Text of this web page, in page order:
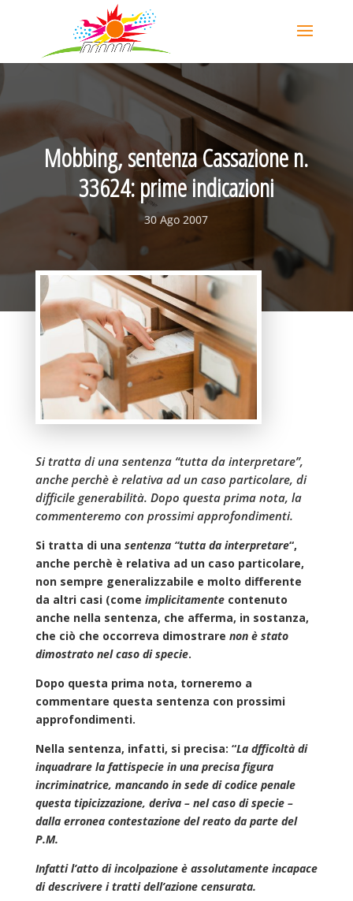
Mobbing, sentenza Cassazione n.
33624: prime indicazioni
30 Ago 2007
Si tratta di una sentenza “tutta da interpretare”,
anche perchè è relativa ad un caso particolare, di
difficile generabilità. Dopo questa prima nota, la
commenteremo con prossimi approfondimenti.
Si tratta di una sentenza “tutta da interpretare“,
anche perchè è relativa ad un caso particolare,
non sempre generalizzabile e molto differente
da altri casi (come implicitamentecontenuto
anche nella sentenza, che afferma, in sostanza,
che ciò che occorreva dimostrare non è stato
dimostrato nel caso di specie.
Dopo questa prima nota, torneremo a
commentare questa sentenza con prossimi
approfondimenti.
Nella sentenza, infatti, si precisa: “La dfficoltà di
inquadrare la fattispecie in una precisa figura
incriminatrice, mancando in sede di codice penale
questa tipicizzazione, deriva – nel caso di specie –
dalla erronea contestazione del reato da parte del
P.M.
Infatti l’atto di incolpazione è assolutamente incapace
di descrivere i tratti dell’azione censurata.